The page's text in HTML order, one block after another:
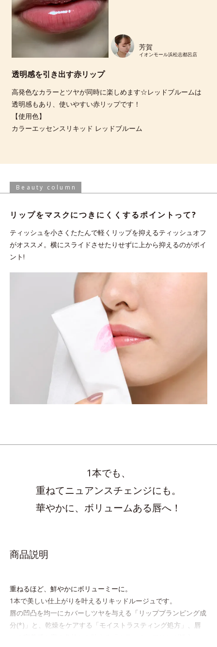
芳賀
イオンモール浜松志都呂店
透明感を引き出す赤リップ
高発色なカラーとツヤが同時に楽しめます☆レッドブルームは
透明感もあり、使いやすい赤リップです！
【使用色】
カラーエッセンスリキッド レッドブルーム
Beauty column
リップをマスクにつきにくくするポイントって?
ティッシュを小さくたたんで軽くリップを抑えるティッシュオフ
がオススメ。横にスライドさせたりせずに上から抑えるのがポイ
ント!
1本でも、
重ねてニュアンスチェンジにも。
華やかに、ボリュームある唇へ！
商品説明
重ねるほど、鮮やかにボリューミーに。
1本で美しい仕上がりを叶えるリキッドルージュです。
唇の凹凸を均一にカバーしツヤを与える「リッププランピング成
分(*)」と、乾燥をケアする「モイストラスティング処方」、唇